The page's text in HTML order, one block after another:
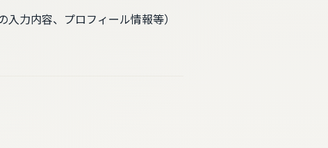
力内容、プロフィール情報等）